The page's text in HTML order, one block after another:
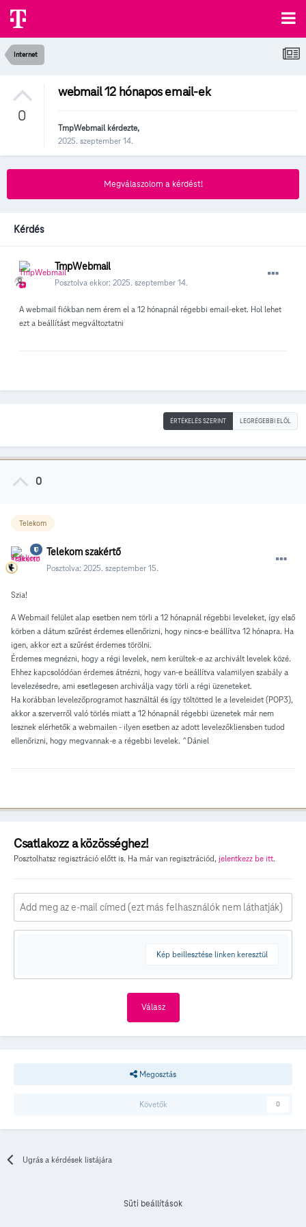
Internet
0
webmail 12 hónapos email-ek
TmpWebmailkérdezte,
2025. szeptember 14.
Megválaszolom a kérdést!
Kérdés
TmpWebmail
Posztolva ekkor: 2025. szeptember 14.
A webmail fiókban nem érem el a 12 hónapnál régebbi email-eket. Hol lehet
ezt a beállítást megváltoztatni
ÉRTÉKELÉS SZERINT LEGRÉGEBBI ELÖL
0
Telekom
Telekom szakértő
Posztolva: 2025. szeptember 15.
Szia!
A Webmail felület alap esetben nem törli a 12 hónapnál régebbi leveleket, így első
körben a dátum szűrést érdemes ellenőrizni, hogy nincs-e beállítva 12 hónapra. Ha
igen, akkor ezt a szűrést érdemes törölni.
Érdemes megnézni, hogy a régi levelek, nem kerültek-e az archivált levelek közé.
Ehhez kapcsolódóan érdemes átnézni, hogy van-e beállítva valamilyen szabály a
levelezésedre, ami esetlegesen archiválja vagy törli a régi üzeneteket.
Ha korábban levelezőprogramot használtál és így töltötted le a leveleidet (POP3),
akkor a szerverről való törlés miatt a 12 hónapnál régebbi üzenetek már nem
lesznek elérhetők a webmailen - ilyen esetben az adott levelezőkliensben tudod
ellenőrizni, hogy megvannak-e a régebbi levelek. ^Dániel
Csatlakozz a közösséghez!
Posztolhatsz regisztráció előtt is. Ha már van regisztrációd, jelentkezz be itt.
Kép beillesztése linken keresztül
Válasz
Megosztás
Követők 0
Ugrás a kérdések listájára
Süti beállítások